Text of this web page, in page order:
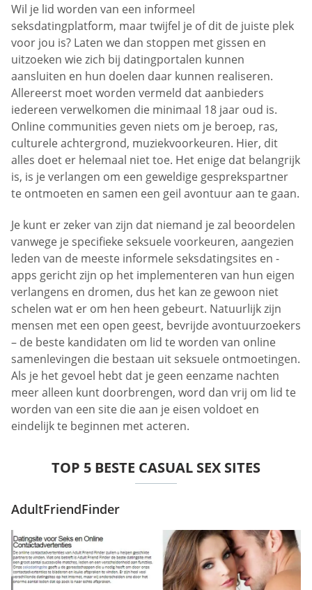
Wil je lid worden van een informeel
seksdatingplatform, maar twijfel je of dit de juiste plek
voor jou is? Laten we dan stoppen met gissen en
uitzoeken wie zich bij datingportalen kunnen
aansluiten en hun doelen daar kunnen realiseren.
Allereerst moet worden vermeld dat aanbieders
iedereen verwelkomen die minimaal 18 jaar oud is.
Online communities geven niets om je beroep, ras,
culturele achtergrond, muziekvoorkeuren. Hier, dit
alles doet er helemaal niet toe. Het enige dat belangrijk
is, is je verlangen om een geweldige gesprekspartner
te ontmoeten en samen een geil avontuur aan te gaan.
Je kunt er zeker van zijn dat niemand je zal beoordelen
vanwege je specifieke seksuele voorkeuren, aangezien
leden van de meeste informele seksdatingsites en -
apps gericht zijn op het implementeren van hun eigen
verlangens en dromen, dus het kan ze gewoon niet
schelen wat er om hen heen gebeurt. Natuurlijk zijn
mensen met een open geest, bevrijde avontuurzoekers
– de beste kandidaten om lid te worden van online
samenlevingen die bestaan uit seksuele ontmoetingen.
Als je het gevoel hebt dat je geen eenzame nachten
meer alleen kunt doorbrengen, word dan vrij om lid te
worden van een site die aan je eisen voldoet en
eindelijk te beginnen met acteren.
TOP 5 BESTE CASUAL SEX SITES
AdultFriendFinder